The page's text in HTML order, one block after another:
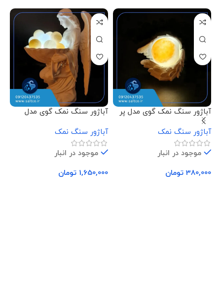
آباژور سنگ نمک گوی مدل پر
آباژور سنگ نمک
موجود در انبار
380,000 تومان
آباژور سنگ نمک گوی مدل
آباژور سنگ نمک
موجود در انبار
1,650,000 تومان